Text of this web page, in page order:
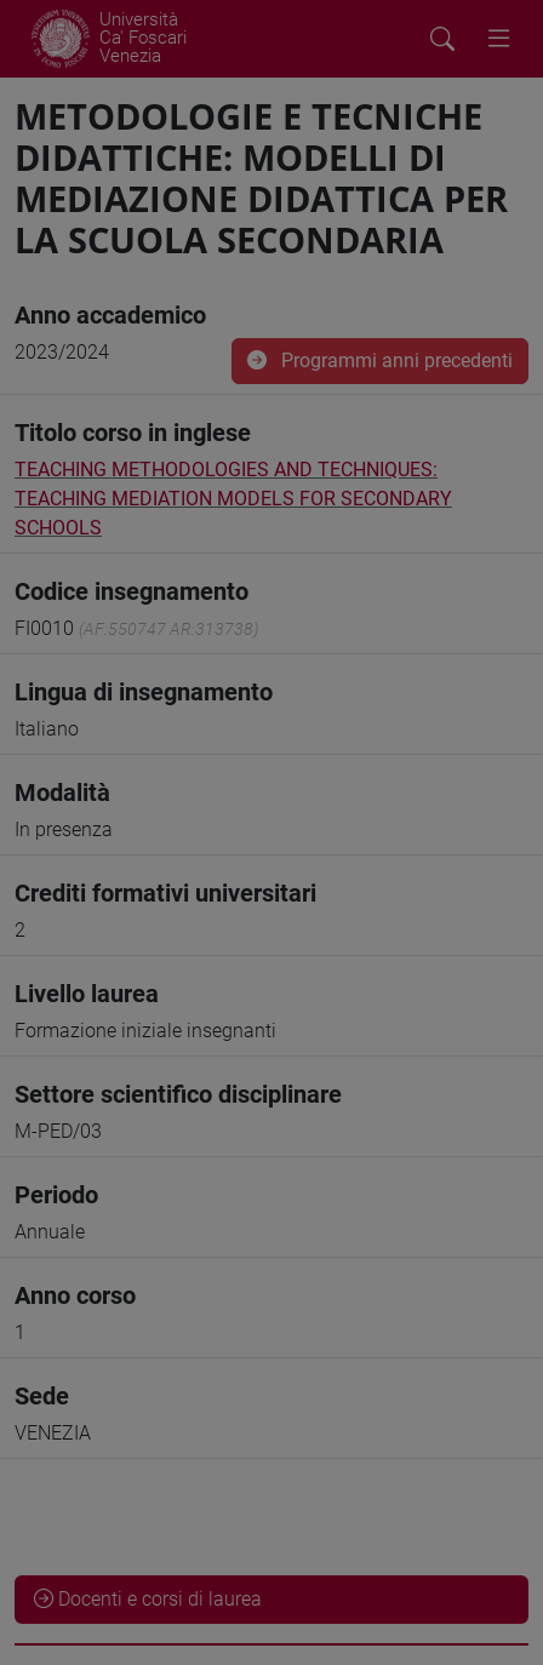
Università
Ca' Foscari
Venezia
METODOLOGIE E TECNICHE
DIDATTICHE: MODELLI DI
MEDIAZIONE DIDATTICA PER
LA SCUOLA SECONDARIA
Anno accademico
2023/2024 Programmi anni precedenti
Titolo corso in inglese
TEACHING METHODOLOGIES AND TECHNIQUES:
TEACHING MEDIATION MODELS FOR SECONDARY
SCHOOLS
Codice insegnamento
FI0010 (AF:550747 AR:313738)
Lingua di insegnamento
Italiano
Modalità
In presenza
Crediti formativi universitari
2
Livello laurea
Formazione iniziale insegnanti
Settore scientifico disciplinare
M-PED/03
Periodo
Annuale
Anno corso
1
Sede
VENEZIA
Docenti e corsi di laurea